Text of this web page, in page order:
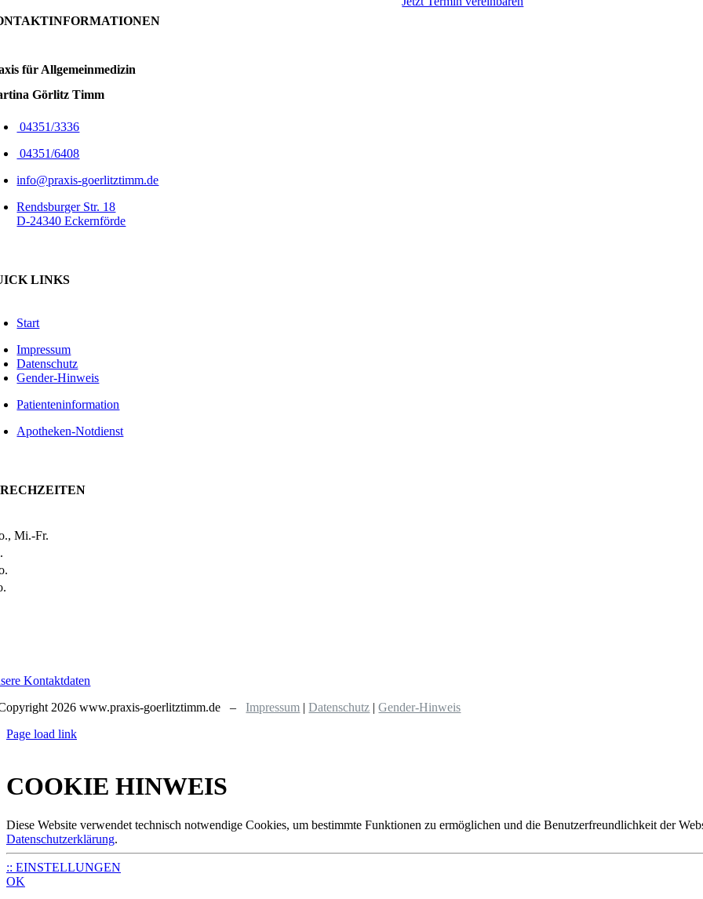
für Allgemein­medizin
Görlitz Timm
04351/3336
04351/6408
info@praxis-goerlitztimm.de
Rendsburger Str. 18
D-24340 Eckernförde
LINKS
Start
Impressum
Datenschutz
Gender-Hinweis
Patienteninformation
Apotheken-Notdienst
Mi.-Fr.
Kontaktdaten
2026 www.praxis-goerlitztimm.de –Impressum |Datenschutz |Gender-Hinweis
Page load link
COOKIE HINWEIS
Diese Website verwendet technisch notwendige Cookies, um bestimmte Funktionen zu ermöglichen und die Benutzerfreundlichkeit der
Datenschutzerklärung.
:: EINSTELLUNGEN
OK